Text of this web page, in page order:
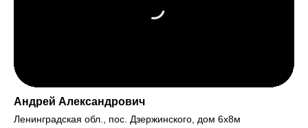
Андрей Александрович
Ленинградская обл., пос. Дзержинского, дом 6х8м